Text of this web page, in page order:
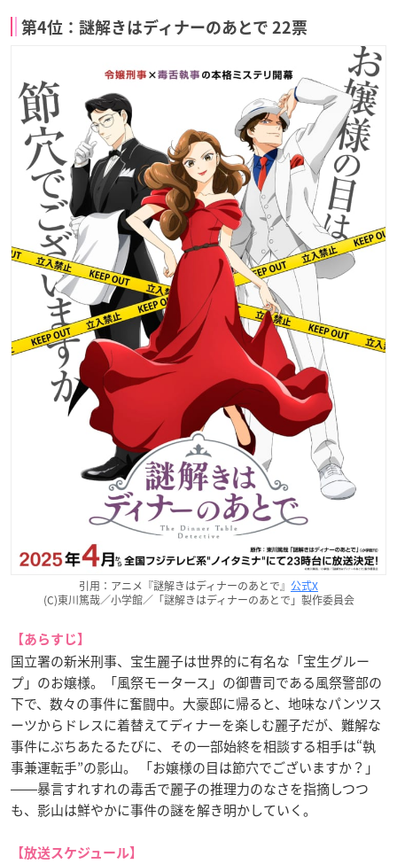
第4位：謎解きはディナーのあとで 22票
引用：アニメ『謎解きはディナーのあとで』 公式X
(C)東川篤哉／小学館／「謎解きはディナーのあとで」製作委員会
【あらすじ】
国立署の新米刑事、宝生麗子は世界的に有名な「宝生グルー
プ」のお嬢様。「風祭モータース」の御曹司である風祭警部の
下で、数々の事件に奮闘中。大豪邸に帰ると、地味なパンツス
ーツからドレスに着替えてディナーを楽しむ麗子だが、難解な
事件にぶちあたるたびに、その一部始終を相談する相手は“執
事兼運転手”の影山。 「お嬢様の目は節穴でございますか？」
――暴言すれすれの毒舌で麗子の推理力のなさを指摘しつつ
も、影山は鮮やかに事件の謎を解き明かしていく。
【放送スケジュール】